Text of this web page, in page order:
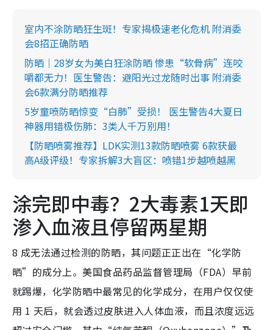
室内不涂防晒狂生斑！专家揭极速老化危机 附消委
会8招正确防晒
防晒｜28岁女为美白狂涂防晒 惨患“软骨病”连咬
嚼都无力！医生警告：避阳光过龙随时出事 附消委
会6款满分防晒推荐
5岁童喷防晒惊变“白肺”受损！ 医生警告4大夏日
神器用错极伤肺：3类人千万别用！
【防晒喷雾推荐】LDK实测13款防晒喷雾 6款获最
高A级评级！专家拆解3大盲区：喷错1步越喷越黑
涂完即中毒？2大毒素1天即
渗入血液且停留两星期
8 成无法通过检测的防晒，其问题正正出在“化学防
晒”的成分上。美国食品药品监督管理局（FDA）早前
就踢爆，化学防晒中最常见的化学成分，在用户仅仅使
用 1 天后，就会透过皮肤进入人体血液，而且浓度远远